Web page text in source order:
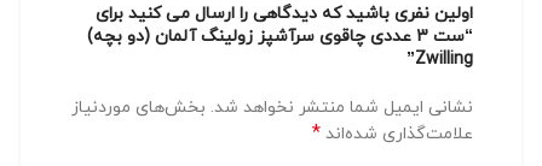
اولین نفری باشید که دیدگاهی را ارسال می کنید برای
“ست 3 عددی چاقوی سرآشپز زولینگ آلمان (دو بچه)
Zwilling”
نشانی ایمیل شما منتشر نخواهد شد. بخش‌های موردنیاز
علامت‌گذاری شده‌اند *